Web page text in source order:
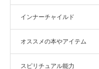
インナーチャイルド
オススメの本やアイテム
スピリチュアル能力